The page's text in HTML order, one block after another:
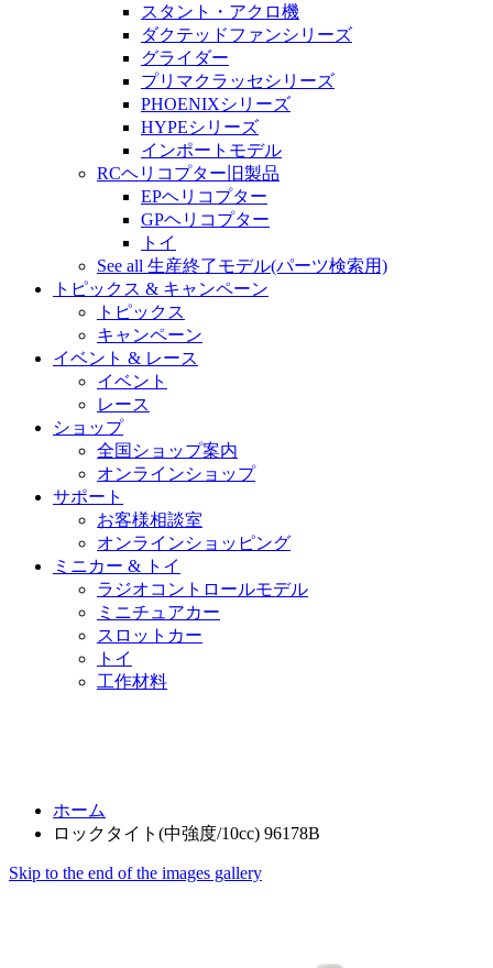
スタント・アクロ機
ダクテッドファンシリーズ
グライダー
プリマクラッセシリーズ
PHOENIXシリーズ
HYPEシリーズ
インポートモデル
RCヘリコプター旧製品
EPヘリコプター
GPヘリコプター
トイ
See all 生産終了モデル(パーツ検索用)
トピックス & キャンペーン
トピックス
キャンペーン
イベント & レース
イベント
レース
ショップ
全国ショップ案内
オンラインショップ
サポート
お客様相談室
オンラインショッピング
ミニカー & トイ
ラジオコントロールモデル
ミニチュアカー
スロットカー
トイ
工作材料
ホーム
ロックタイト(中強度/10cc) 96178B
Skip to the end of the images gallery